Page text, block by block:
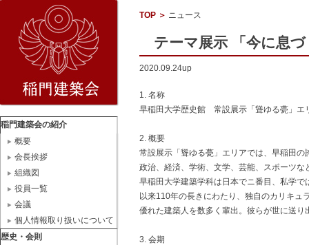
稲門建築会の紹介
概要
会長挨拶
組織図
役員一覧
会議
個人情報取り扱いについて
歴史・会則
TOP ＞ ニュース
テーマ展示 「今に息づ
2020.09.24up
1. 名称
早稲田大学歴史館 常設展示「聳ゆる甍」
2. 概要
常設展示「聳ゆる甍」エリアでは、早稲田
政治、経済、学術、文学、芸能、スポーツ
早稲田大学建築学科は日本でニ番目、私学
以来110年の長きにわたり、独自のカリキュ
優れた建築人を数多く輩出。彼らが世に送
3. 会期